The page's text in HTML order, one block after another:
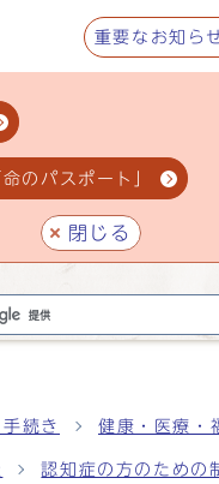
重要なお知ら
のパスポート」
閉じる
続き 健康・医療・
認知症の方のための